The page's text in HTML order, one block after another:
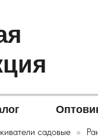
садовые